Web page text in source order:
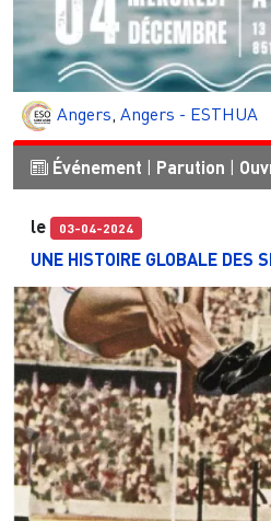
Angers, Angers - ESTHUA
Événement Parution
le 03-04-2024
UNE HISTOIRE GLOBALE DES